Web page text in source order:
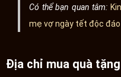
Có thể bạn quan tâm:
mẹ vợ ngày tết độc đáo
Địa chỉ mua quà